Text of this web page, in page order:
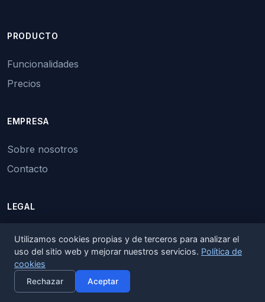
Activar alertas
PRODUCTO
Funcionalidades
Precios
EMPRESA
Sobre nosotros
Contacto
LEGAL
Términos y condiciones
Política de privacidad
Política de cookies
Uso de inteligencia artificial
Utilizamos cookies propias y de terceros para analizar el
uso del sitio web y mejorar nuestros servicios. Política de
cookies
Rechazar Aceptar